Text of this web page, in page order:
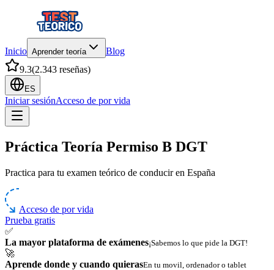
Inicio Aprender teoría
Blog
9.3(2.343 reseñas)
ES
Iniciar sesiónAcceso de por vida
Práctica Teoría Permiso B DGT
Practica para tu examen teórico de conducir en España
Acceso de por vida
Prueba gratis
✅
La mayor plataforma de exámenes¡Sabemos lo que pide la DGT!
🚀
Aprende donde y cuando quierasEn tu movil, ordenador o tablet